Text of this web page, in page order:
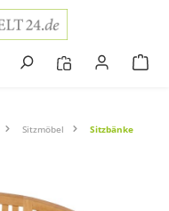
Sitzmöbel Sitzbänke